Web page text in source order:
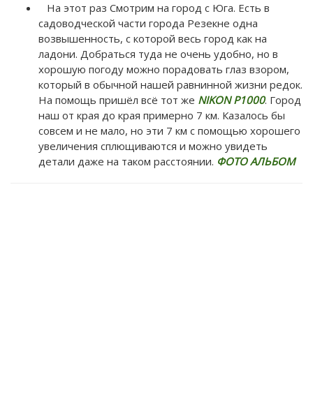
На этот раз Смотрим на город с Юга. Есть в
садоводческой части города Резекне одна
возвышенность, с которой весь город как на
ладони. Добраться туда не очень удобно, но в
хорошую погоду можно порадовать глаз взором,
который в обычной нашей равнинной жизни редок.
На помощь пришёл всё тот же NIKON P1000. Город
наш от края до края примерно 7 км. Казалось бы
совсем и не мало, но эти 7 км с помощью хорошего
увеличения сплющиваются и можно увидеть
детали даже на таком расстоянии. ФОТО АЛЬБОМ